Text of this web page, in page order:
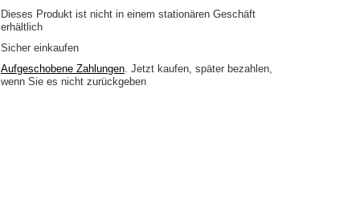
Dieses Produkt ist nicht in einem stationären Geschäft
erhältlich
Sicher einkaufen
Aufgeschobene Zahlungen. Jetzt kaufen, später bezahlen,
wenn Sie es nicht zurückgeben